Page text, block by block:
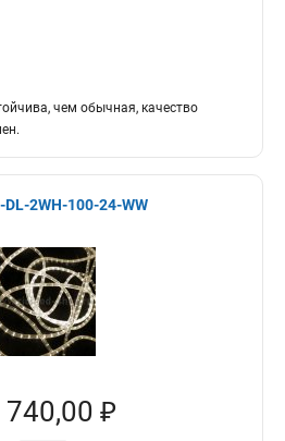
чем обычная, качество
2WH-100-24-WW
₽